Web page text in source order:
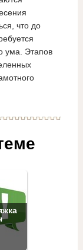
что до
ума. Этапов